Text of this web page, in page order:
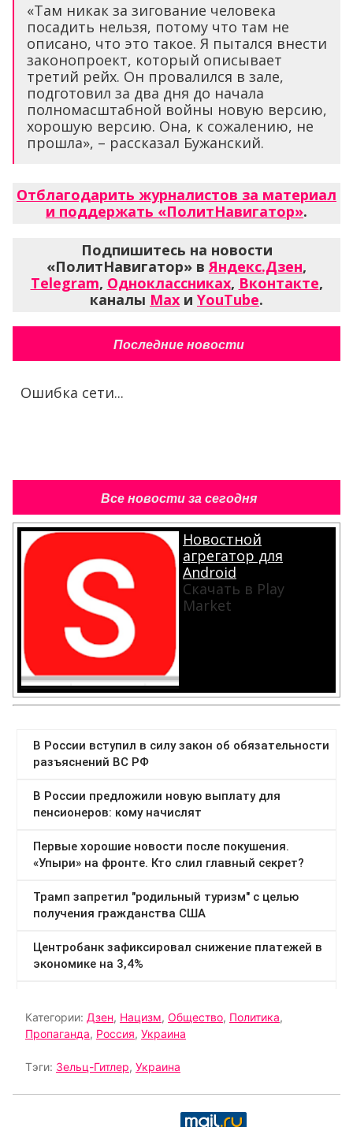
«Там никак за зигование человека
посадить нельзя, потому что там не
описано, что это такое. Я пытался внести
законопроект, который описывает
третий рейх. Он провалился в зале,
подготовил за два дня до начала
полномасштабной войны новую версию,
хорошую версию. Она, к сожалению, не
прошла», – рассказал Бужанский.
Отблагодарить журналистов за материал
и поддержать «ПолитНавигатор».
Подпишитесь на новости
«ПолитНавигатор» вЯндекс.Дзен,
Telegram, Одноклассниках, Вконтакте,
каналы Max и YouTube.
Последние новости
Ошибка сети...
Все новости за сегодня
Новостной
агрегатор для
Android
Скачать в Play
Market
Категории: Дзен, Нацизм, Общество, Политика,
Пропаганда, Россия, Украина
Тэги: Зельц-Гитлер, Украина